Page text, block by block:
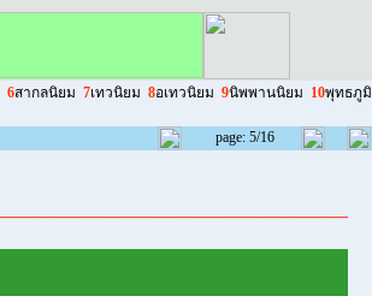
6สากลนิยม 7เทวนิยม 8อเทวนิยม 9นิพพานนิยม 10พุทธภูมิ
page: 5/16